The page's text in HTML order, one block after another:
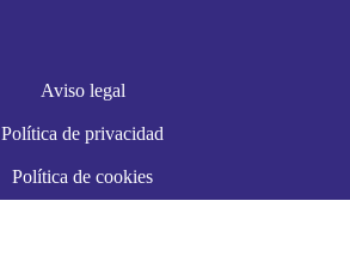
Aviso legal
Política de privacidad
Política de cookies